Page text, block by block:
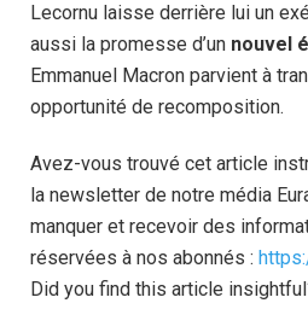
Lecornu laisse derrière lui un
aussi la promesse d’un nouvel
Emmanuel Macron parvient à
opportunité de recomposition.
Avez-vous trouvé cet article
la newsletter de notre média
manquer et recevoir des
réservées à nos abonnés :
Did you find this article